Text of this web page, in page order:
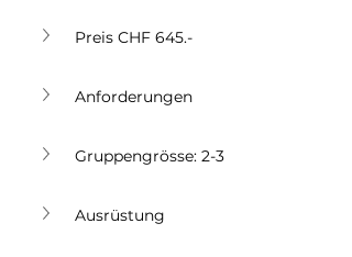
Preis CHF 645.-
Anforderungen
Gruppengrösse: 2-3
Ausrüstung